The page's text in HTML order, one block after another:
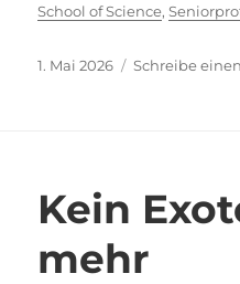
School of Science,
Veröffentlicht
1. Mai 2026 Schreibe
Kein
mehr